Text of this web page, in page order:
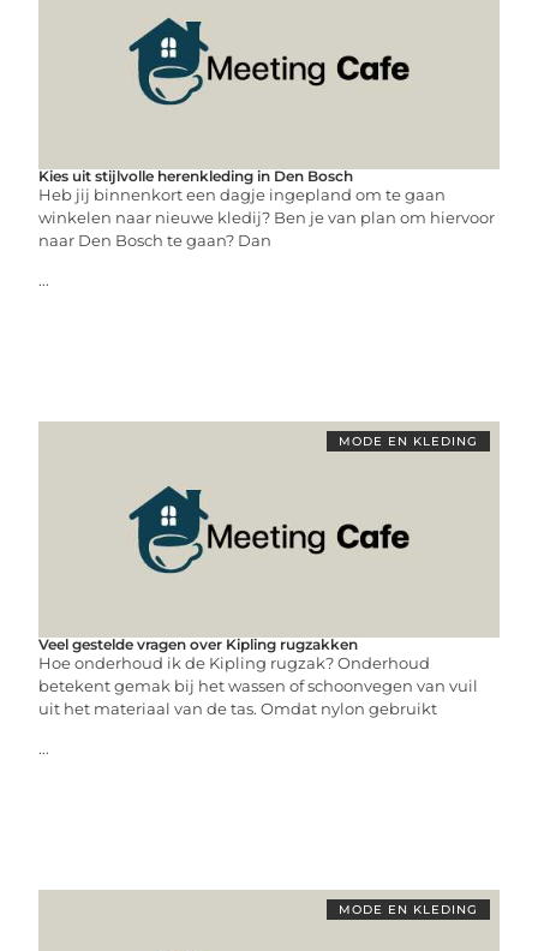
Kies uit stijlvolle herenkleding in Den Bosch
Heb jij binnenkort een dagje ingepland om te gaan
winkelen naar nieuwe kledij? Ben je van plan om hiervoor
naar Den Bosch te gaan? Dan
...
MODE EN KLEDING
Veel gestelde vragen over Kipling rugzakken
Hoe onderhoud ik de Kipling rugzak? Onderhoud
betekent gemak bij het wassen of schoonvegen van vuil
uit het materiaal van de tas. Omdat nylon gebruikt
...
MODE EN KLEDING